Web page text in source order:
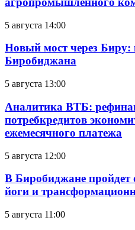
5 августа 14:00
Новый мост через Биру:
Биробиджана
5 августа 13:00
Аналитика ВТБ:
потребкредитов
ежемесячного платежа
5 августа 12:00
В Биробиджане пройдет
йоги и
5 августа 11:00